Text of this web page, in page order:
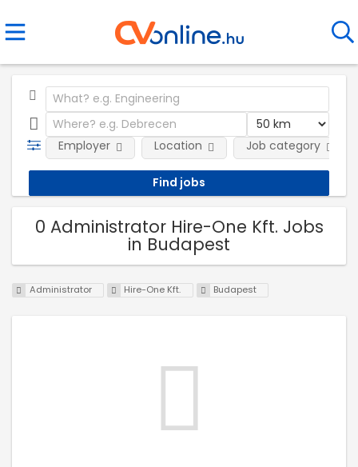
Employer Location Job category
0 Administrator Hire-One Kft. Jobs
in Budapest
Administrator Hire-One Kft. Budapest